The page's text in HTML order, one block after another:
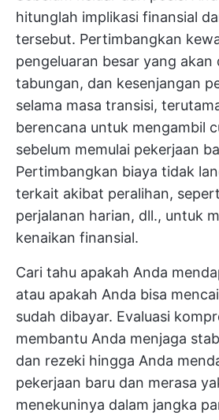
hitunglah implikasi finansial
tersebut. Pertimbangkan
pengeluaran besar yang akan
tabungan, dan kesenjangan
selama masa transisi,
berencana untuk mengambil
sebelum memulai pekerjaan
Pertimbangkan biaya tidak
terkait akibat peralihan,
perjalanan harian, dll., untuk
kenaikan finansial.
Cari tahu apakah Anda
atau apakah Anda bisa
sudah dibayar. Evaluasi
membantu Anda menjaga
dan rezeki hingga Anda
pekerjaan baru dan merasa
menekuninya dalam jangka